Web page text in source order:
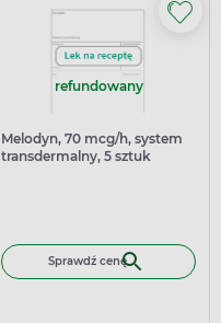
refundowany
Melodyn, 70 mcg/h, system
transdermalny, 5 sztuk
Sprawdź cenę